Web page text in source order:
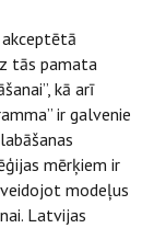
tās pamata
kā arī
ir galvenie
mērķiem ir
modeļus
Latvijas